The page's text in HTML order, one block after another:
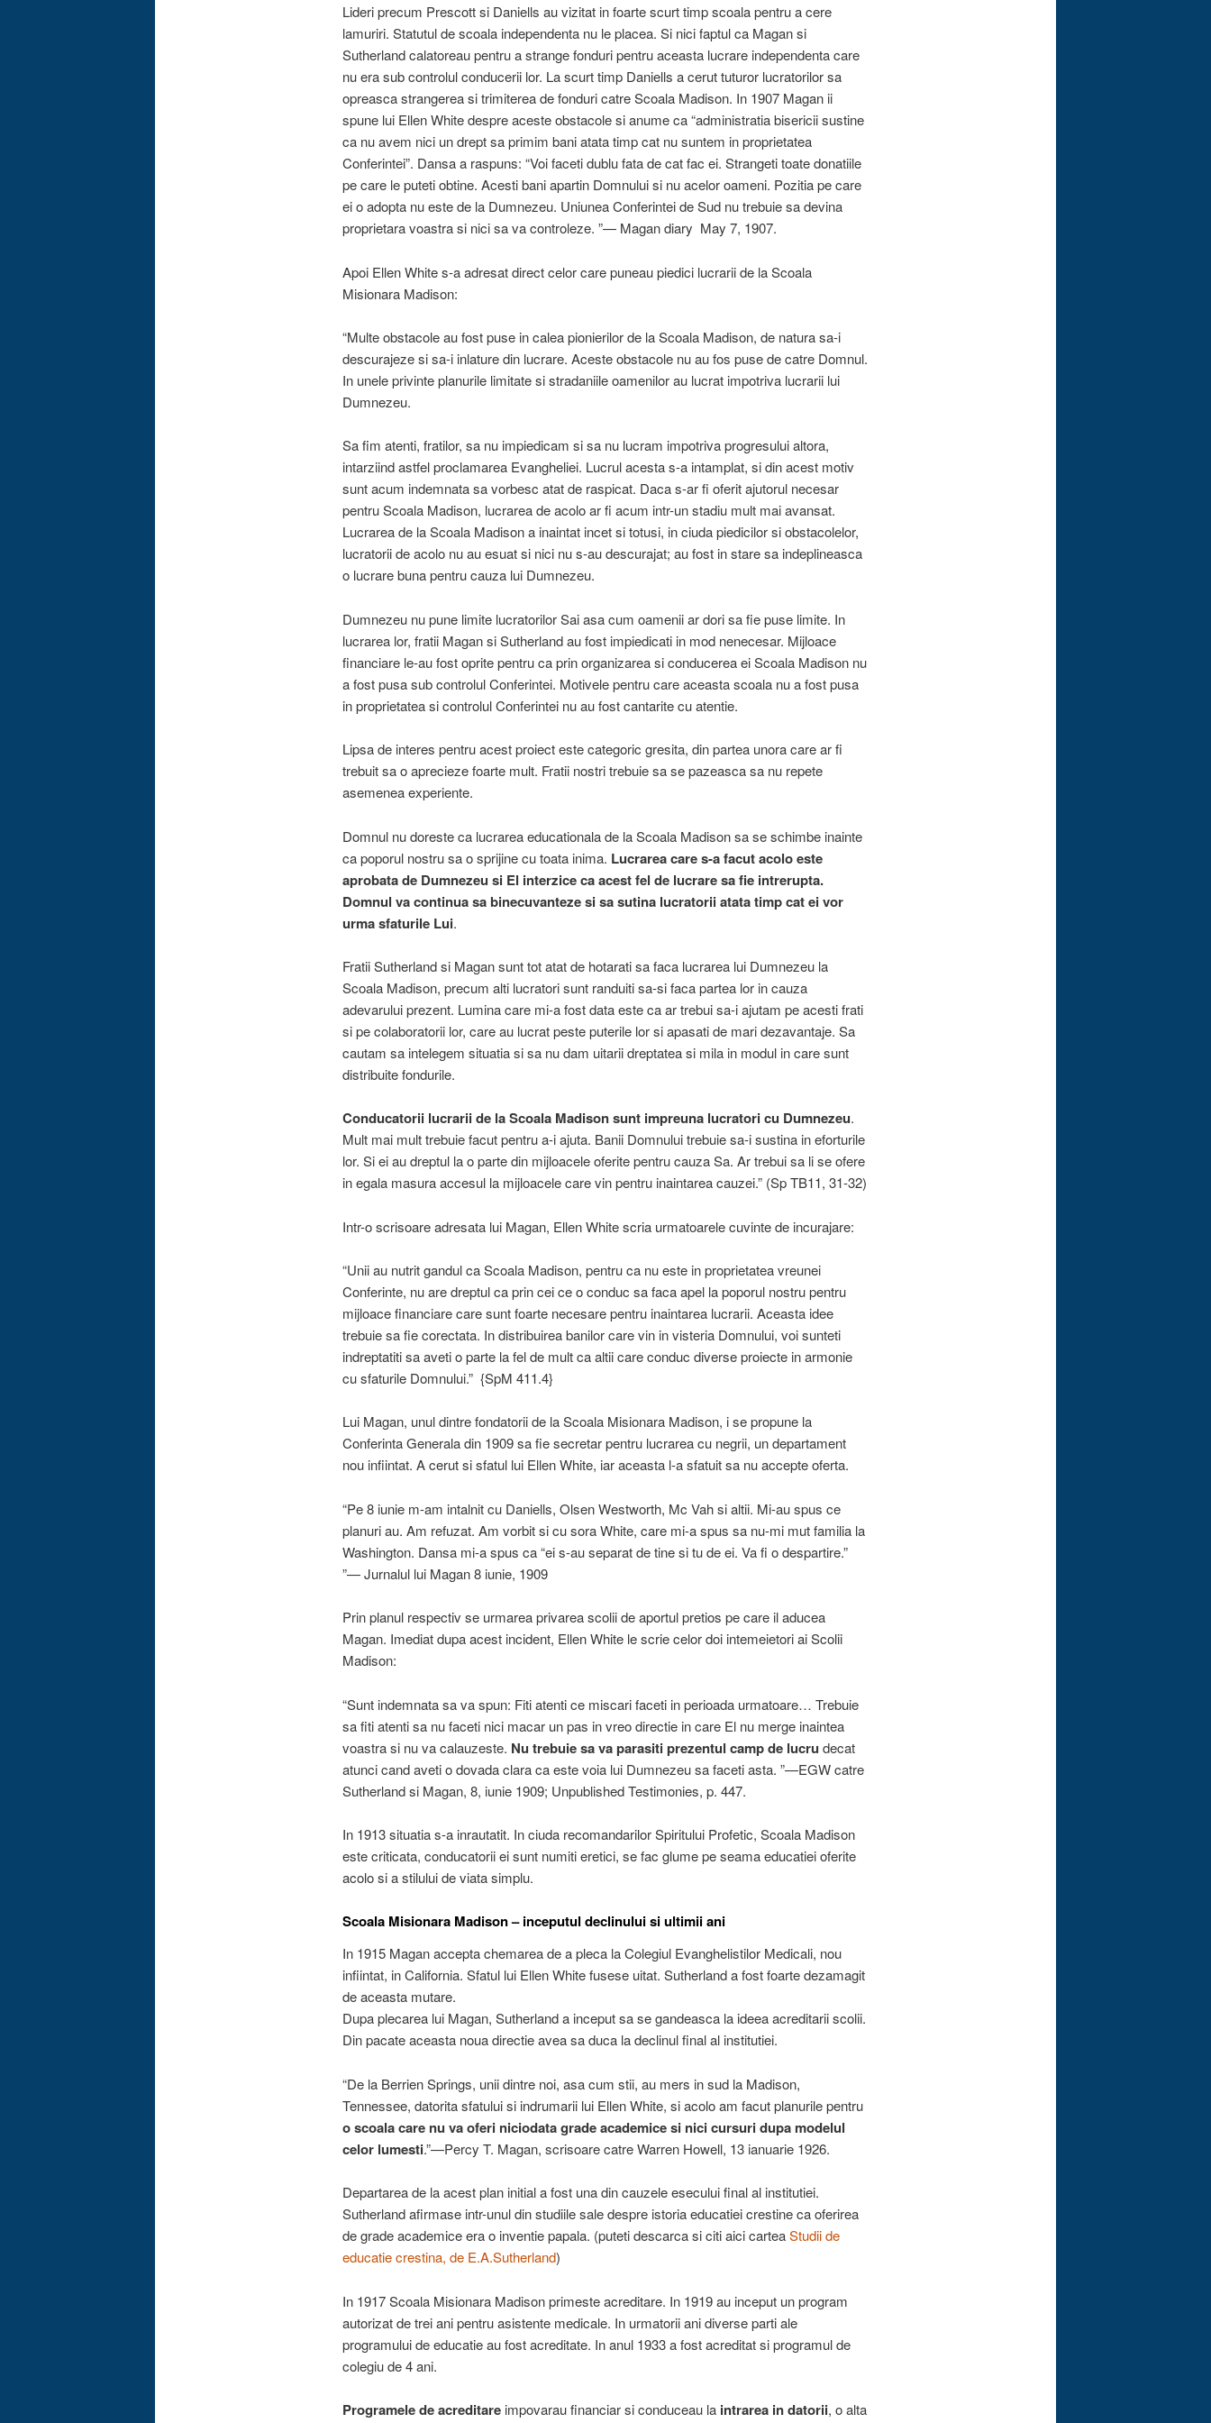
Lideri precum Prescott si Daniells au vizitat in foarte scurt timp scoala pentru a cere
lamuriri. Statutul de scoala independenta nu le placea. Si nici faptul ca Magan si
Sutherland calatoreau pentru a strange fonduri pentru aceasta lucrare independenta care
nu era sub controlul conducerii lor. La scurt timp Daniells a cerut tuturor lucratorilor sa
opreasca strangerea si trimiterea de fonduri catre Scoala Madison. In 1907 Magan ii
spune lui Ellen White despre aceste obstacole si anume ca “administratia bisericii sustine
ca nu avem nici un drept sa primim bani atata timp cat nu suntem in proprietatea
Conferintei”. Dansa a raspuns: “Voi faceti dublu fata de cat fac ei. Strangeti toate donatiile
pe care le puteti obtine. Acesti bani apartin Domnului si nu acelor oameni. Pozitia pe care
ei o adopta nu este de la Dumnezeu. Uniunea Conferintei de Sud nu trebuie sa devina
proprietara voastra si nici sa va controleze. ”— Magan diary May 7, 1907.
Apoi Ellen White s-a adresat direct celor care puneau piedici lucrarii de la Scoala
Misionara Madison:
“Multe obstacole au fost puse in calea pionierilor de la Scoala Madison, de natura sa-i
descurajeze si sa-i inlature din lucrare. Aceste obstacole nu au fos puse de catre Domnul.
In unele privinte planurile limitate si stradaniile oamenilor au lucrat impotriva lucrarii lui
Dumnezeu.
Sa fim atenti, fratilor, sa nu impiedicam si sa nu lucram impotriva progresului altora,
intarziind astfel proclamarea Evangheliei. Lucrul acesta s-a intamplat, si din acest motiv
sunt acum indemnata sa vorbesc atat de raspicat. Daca s-ar fi oferit ajutorul necesar
pentru Scoala Madison, lucrarea de acolo ar fi acum intr-un stadiu mult mai avansat.
Lucrarea de la Scoala Madison a inaintat incet si totusi, in ciuda piedicilor si obstacolelor,
lucratorii de acolo nu au esuat si nici nu s-au descurajat; au fost in stare sa indeplineasca
o lucrare buna pentru cauza lui Dumnezeu.
Dumnezeu nu pune limite lucratorilor Sai asa cum oamenii ar dori sa fie puse limite. In
lucrarea lor, fratii Magan si Sutherland au fost impiedicati in mod nenecesar. Mijloace
financiare le-au fost oprite pentru ca prin organizarea si conducerea ei Scoala Madison nu
a fost pusa sub controlul Conferintei. Motivele pentru care aceasta scoala nu a fost pusa
in proprietatea si controlul Conferintei nu au fost cantarite cu atentie.
Lipsa de interes pentru acest proiect este categoric gresita, din partea unora care ar fi
trebuit sa o aprecieze foarte mult. Fratii nostri trebuie sa se pazeasca sa nu repete
asemenea experiente.
Domnul nu doreste ca lucrarea educationala de la Scoala Madison sa se schimbe inainte
ca poporul nostru sa o sprijine cu toata inima. Lucrarea care s-a facut acolo este
aprobata de Dumnezeu si El interzice ca acest fel de lucrare sa fie intrerupta.
Domnul va continua sa binecuvanteze si sa sutina lucratorii atata timp cat ei vor
urma sfaturile Lui.
Fratii Sutherland si Magan sunt tot atat de hotarati sa faca lucrarea lui Dumnezeu la
Scoala Madison, precum alti lucratori sunt randuiti sa-si faca partea lor in cauza
adevarului prezent. Lumina care mi-a fost data este ca ar trebui sa-i ajutam pe acesti frati
si pe colaboratorii lor, care au lucrat peste puterile lor si apasati de mari dezavantaje. Sa
cautam sa intelegem situatia si sa nu dam uitarii dreptatea si mila in modul in care sunt
distribuite fondurile.
Conducatorii lucrarii de la Scoala Madison sunt impreuna lucratori cu Dumnezeu.
Mult mai mult trebuie facut pentru a-i ajuta. Banii Domnului trebuie sa-i sustina in eforturile
lor. Si ei au dreptul la o parte din mijloacele oferite pentru cauza Sa. Ar trebui sa li se ofere
in egala masura accesul la mijloacele care vin pentru inaintarea cauzei.” (Sp TB11, 31-32)
Intr-o scrisoare adresata lui Magan, Ellen White scria urmatoarele cuvinte de incurajare:
“Unii au nutrit gandul ca Scoala Madison, pentru ca nu este in proprietatea vreunei
Conferinte, nu are dreptul ca prin cei ce o conduc sa faca apel la poporul nostru pentru
mijloace financiare care sunt foarte necesare pentru inaintarea lucrarii. Aceasta idee
trebuie sa fie corectata. In distribuirea banilor care vin in visteria Domnului, voi sunteti
indreptatiti sa aveti o parte la fel de mult ca altii care conduc diverse proiecte in armonie
cu sfaturile Domnului.” {SpM 411.4}
Lui Magan, unul dintre fondatorii de la Scoala Misionara Madison, i se propune la
Conferinta Generala din 1909 sa fie secretar pentru lucrarea cu negrii, un departament
nou infiintat. A cerut si sfatul lui Ellen White, iar aceasta l-a sfatuit sa nu accepte oferta.
“Pe 8 iunie m-am intalnit cu Daniells, Olsen Westworth, Mc Vah si altii. Mi-au spus ce
planuri au. Am refuzat. Am vorbit si cu sora White, care mi-a spus sa nu-mi mut familia la
Washington. Dansa mi-a spus ca “ei s-au separat de tine si tu de ei. Va fi o despartire.”
”— Jurnalul lui Magan 8 iunie, 1909
Prin planul respectiv se urmarea privarea scolii de aportul pretios pe care il aducea
Magan. Imediat dupa acest incident, Ellen White le scrie celor doi intemeietori ai Scolii
Madison:
“Sunt indemnata sa va spun: Fiti atenti ce miscari faceti in perioada urmatoare… Trebuie
sa fiti atenti sa nu faceti nici macar un pas in vreo directie in care El nu merge inaintea
voastra si nu va calauzeste. Nu trebuie sa va parasiti prezentul camp de lucru decat
atunci cand aveti o dovada clara ca este voia lui Dumnezeu sa faceti asta. ”—EGW catre
Sutherland si Magan, 8, iunie 1909; Unpublished Testimonies, p. 447.
In 1913 situatia s-a inrautatit. In ciuda recomandarilor Spiritului Profetic, Scoala Madison
este criticata, conducatorii ei sunt numiti eretici, se fac glume pe seama educatiei oferite
acolo si a stilului de viata simplu.
Scoala Misionara Madison – inceputul declinului si ultimii ani
In 1915 Magan accepta chemarea de a pleca la Colegiul Evanghelistilor Medicali, nou
infiintat, in California. Sfatul lui Ellen White fusese uitat. Sutherland a fost foarte dezamagit
de aceasta mutare.
Dupa plecarea lui Magan, Sutherland a inceput sa se gandeasca la ideea acreditarii scolii.
Din pacate aceasta noua directie avea sa duca la declinul final al institutiei.
“De la Berrien Springs, unii dintre noi, asa cum stii, au mers in sud la Madison,
Tennessee, datorita sfatului si indrumarii lui Ellen White, si acolo am facut planurile pentru
o scoala care nu va oferi niciodata grade academice si nici cursuri dupa modelul
celor lumesti.”—Percy T. Magan, scrisoare catre Warren Howell, 13 ianuarie 1926.
Departarea de la acest plan initial a fost una din cauzele esecului final al institutiei.
Sutherland afirmase intr-unul din studiile sale despre istoria educatiei crestine ca oferirea
de grade academice era o inventie papala. (puteti descarca si citi aici carteaStudii de
educatie crestina, de E.A.Sutherland)
In 1917 Scoala Misionara Madison primeste acreditare. In 1919 au inceput un program
autorizat de trei ani pentru asistente medicale. In urmatorii ani diverse parti ale
programului de educatie au fost acreditate. In anul 1933 a fost acreditat si programul de
colegiu de 4 ani.
Programele de acreditareimpovarau financiar si conduceau la intrarea in datorii, o alta